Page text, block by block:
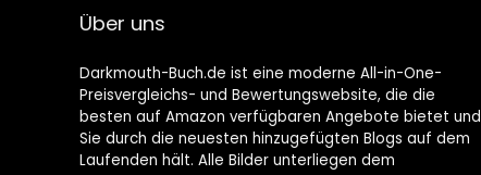
Über uns
Darkmouth-Buch.de ist eine moderne All-in-One-
Preisvergleichs- und Bewertungswebsite, die die
besten auf Amazon verfügbaren Angebote bietet und
Sie durch die neuesten hinzugefügten Blogs auf dem
Laufenden hält. Alle Bilder unterliegen dem